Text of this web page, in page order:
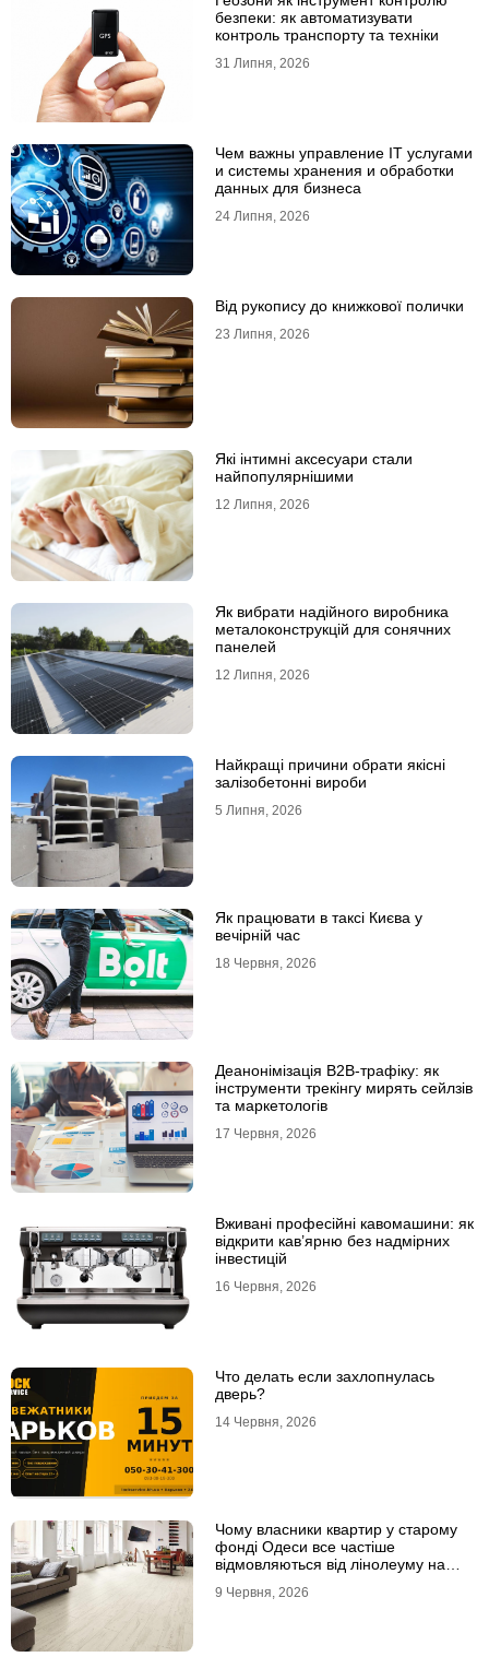
безпеки: як автоматизувати
контроль транспорту та техніки
31 Липня, 2026
Чем важны управление IT услугами
и системы хранения и обработки
данных для бизнеса
24 Липня, 2026
Від рукопису до книжкової полички
23 Липня, 2026
Які інтимні аксесуари стали
найпопулярнішими
12 Липня, 2026
Як вибрати надійного виробника
металоконструкцій для сонячних
панелей
12 Липня, 2026
Найкращі причини обрати якісні
залізобетонні вироби
5 Липня, 2026
Як працювати в таксі Києва у
вечірній час
18 Червня, 2026
Деанонімізація B2B-трафіку: як
інструменти трекінгу мирять сейлзів
та маркетологів
17 Червня, 2026
Вживані професійні кавомашини: як
відкрити кав’ярню без надмірних
інвестицій
16 Червня, 2026
Что делать если захлопнулась
дверь?
14 Червня, 2026
Чому власники квартир у старому
фонді Одеси все частіше
відмовляються від лінолеуму на
9 Червня, 2026